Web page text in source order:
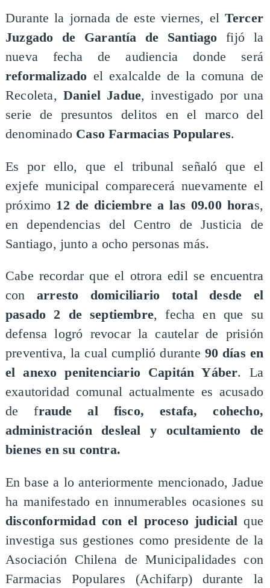
Durante la jornada de este viernes, el Tercer
Juzgado de Garantía de Santiago fijó la
nueva fecha de audiencia donde será
reformalizado el exalcalde de la comuna de
Recoleta, Daniel Jadue, investigado por una
serie de presuntos delitos en el marco del
denominadoCaso Farmacias Populares.
Es por ello, que el tribunal señaló que el
exjefe municipal comparecerá nuevamente el
próximo 12 de diciembre a las 09.00 horas,
en dependencias del Centro de Justicia de
Santiago, junto a ocho personas más.
Cabe recordar que el otrora edil se encuentra
con arresto domiciliario total desde el
pasado 2 de septiembre, fecha en que su
defensa logró revocar la cautelar de prisión
preventiva, la cual cumplió durante 90 días en
el anexo penitenciario Capitán Yáber. La
exautoridad comunal actualmente es acusado
de fraude al fisco, estafa, cohecho,
administración desleal y ocultamiento de
bienes en su contra.
En base a lo anteriormente mencionado, Jadue
ha manifestado en innumerables ocasiones su
disconformidad con el proceso judicial que
investiga sus gestiones como presidente de la
Asociación Chilena de Municipalidades con
Farmacias Populares (Achifarp) durante la